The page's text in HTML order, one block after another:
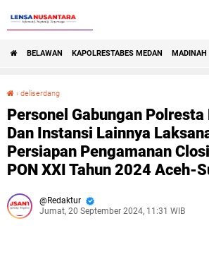
BELAWAN KAPOLRESTABES MEDAN MADINAH
› deliserdang
Personel Gabungan Polresta
Dan Instansi Lainnya
Persiapan Pengamanan
PON XXI Tahun 2024 Aceh-
Redaktur
Jumat, 20 September 2024, 11:31 WIB